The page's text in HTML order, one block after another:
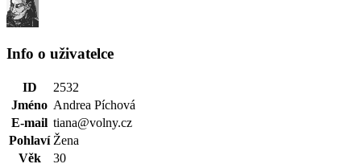
Info o uživatelce
ID
2532
Jméno Andrea Píchová
E-mail tiana@volny.cz
Pohlaví Žena
Věk
30